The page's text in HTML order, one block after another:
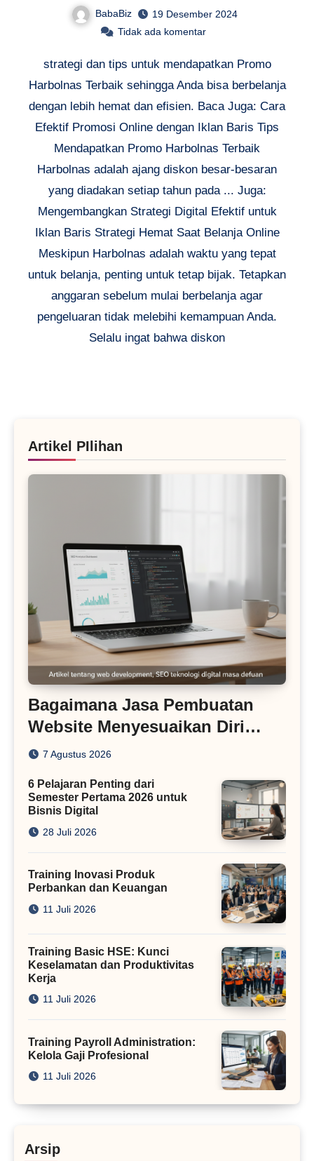
BabaBiz
19 Desember 2024
Tidak ada komentar
strategi dan tips untuk mendapatkan Promo
Harbolnas Terbaik sehingga Anda bisa berbelanja
dengan lebih hemat dan efisien. Baca Juga: Cara
Efektif Promosi Online dengan Iklan Baris Tips
Mendapatkan Promo Harbolnas Terbaik
Harbolnas adalah ajang diskon besar-besaran
yang diadakan setiap tahun pada ... Juga:
Mengembangkan Strategi Digital Efektif untuk
Iklan Baris Strategi Hemat Saat Belanja Online
Meskipun Harbolnas adalah waktu yang tepat
untuk belanja, penting untuk tetap bijak. Tetapkan
anggaran sebelum mulai berbelanja agar
pengeluaran tidak melebihi kemampuan Anda.
Selalu ingat bahwa diskon
Artikel PIlihan
Bagaimana Jasa Pembuatan
Website Menyesuaikan Diri
dengan Algoritma SEO Masa
7 Agustus 2026
6 Pelajaran Penting dari
Semester Pertama 2026 untuk
Bisnis Digital
28 Juli 2026
Training Inovasi Produk
Perbankan dan Keuangan
11 Juli 2026
Training Basic HSE: Kunci
Keselamatan dan Produktivitas
Kerja
11 Juli 2026
Training Payroll Administration:
Kelola Gaji Profesional
11 Juli 2026
Arsip